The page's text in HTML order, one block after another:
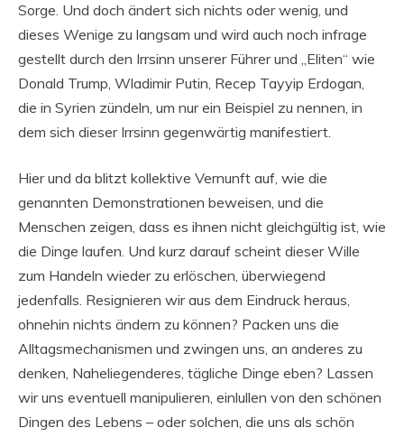
Sorge. Und doch ändert sich nichts oder wenig, und
dieses Wenige zu langsam und wird auch noch infrage
gestellt durch den Irrsinn unserer Führer und „Eliten“ wie
Donald Trump, Wladimir Putin, Recep Tayyip Erdogan,
die in Syrien zündeln, um nur ein Beispiel zu nennen, in
dem sich dieser Irrsinn gegenwärtig manifestiert.
Hier und da blitzt kollektive Vernunft auf, wie die
genannten Demonstrationen beweisen, und die
Menschen zeigen, dass es ihnen nicht gleichgültig ist, wie
die Dinge laufen. Und kurz darauf scheint dieser Wille
zum Handeln wieder zu erlöschen, überwiegend
jedenfalls. Resignieren wir aus dem Eindruck heraus,
ohnehin nichts ändern zu können? Packen uns die
Alltagsmechanismen und zwingen uns, an anderes zu
denken, Naheliegenderes, tägliche Dinge eben? Lassen
wir uns eventuell manipulieren, einlullen von den schönen
Dingen des Lebens – oder solchen, die uns als schön